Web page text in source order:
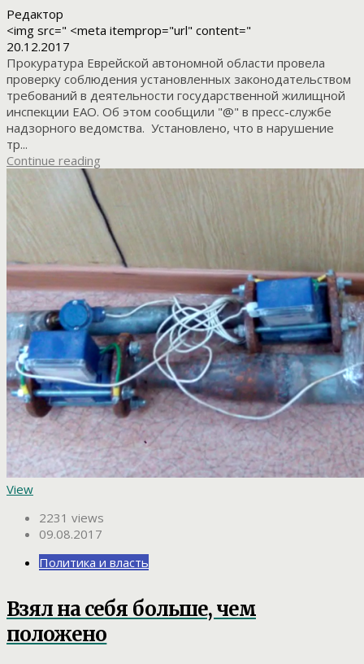
Редактор
<img src=" <meta itemprop="url" content="
20.12.2017
Прокуратура Еврейской автономной области провела
проверку соблюдения установленных законодательством
требований в деятельности государственной жилищной
инспекции ЕАО. Об этом сообщили "@" в пресс-службе
надзорного ведомства. Установлено, что в нарушение
тр...
Continue reading
View
2231 views
09.08.2017
Политика и власть
Взял на себя больше, чем
положено